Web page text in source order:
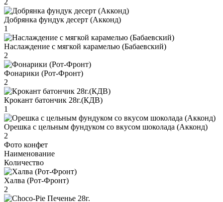
Добрянка фундук десерт (Акконд)
1
Наслаждение с мягкой карамелью (Бабаевский)
2
Фонарики (Рот-Фронт)
2
Крокант батончик 28г.(КДВ)
1
Орешка с цельным фундуком со вкусом шоколада (Акконд)
2
Фото конфет
Наименование
Количество
Халва (Рот-Фронт)
2